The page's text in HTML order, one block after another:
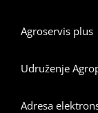
Agroservis plus
Udruženje
Adresa